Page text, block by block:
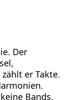
Der
er Takte.
Bands,